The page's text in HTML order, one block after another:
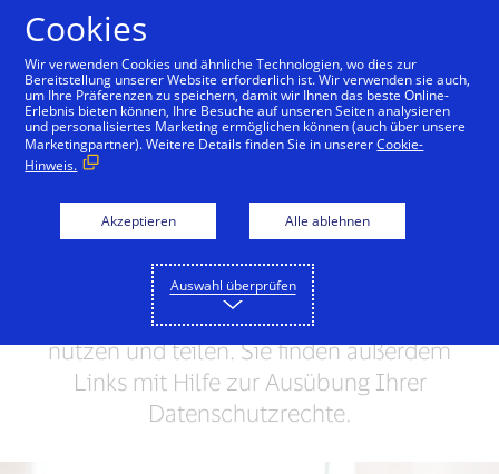
Visa Privacy Center Globale Datenschutzmitteilung
Visa Privacy Center
Visa schätzt Ihr Vertrauen und respektiert
Ihre Privatsphäre. Im Privacy Center
erfahren Sie, wie wir Ihre
personenbezogenen Daten erheben,
nutzen und teilen. Sie finden außerdem
Links mit Hilfe zur Ausübung Ihrer
Datenschutzrechte.
Cookies
Wir verwenden Cookies und ähnliche Technologien, wo dies zur
Bereitstellung unserer Website erforderlich ist. Wir verwenden sie auch,
um Ihre Präferenzen zu speichern, damit wir Ihnen das beste Online-
Erlebnis bieten können, Ihre Besuche auf unseren Seiten analysieren
und personalisiertes Marketing ermöglichen können (auch über unsere
Marketingpartner). Weitere Details finden Sie in unsererCookie-
Hinweis.
Akzeptieren Alle ablehnen
Auswahl überprüfen